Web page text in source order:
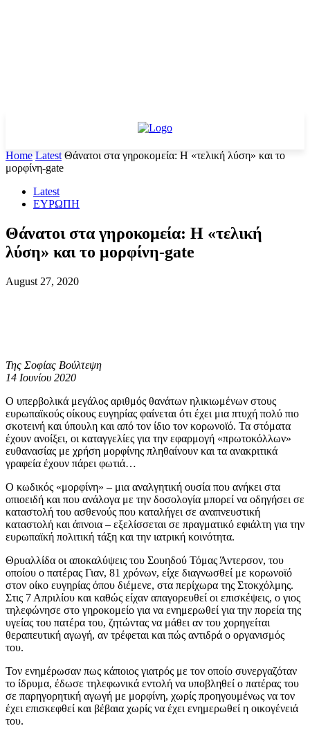
Home Latest Θάνατοι στα γηροκομεία: Η «τελική λύση» και το
μορφίνη-gate
Latest
ΕΥΡΩΠΗ
Θάνατοι στα γηροκομεία: Η «τελική
λύση» και το μορφίνη-gate
August 27, 2020
Της Σοφίας Βούλτεψη
14 Ιουνίου 2020
Ο υπερβολικά μεγάλος αριθμός θανάτων ηλικιωμένων στους
ευρωπαϊκούς οίκους ευγηρίας φαίνεται ότι έχει μια πτυχή πολύ πιο
σκοτεινή και ύπουλη και από τον ίδιο τον κορωνοϊό. Τα στόματα
έχουν ανοίξει, οι καταγγελίες για την εφαρμογή «πρωτοκόλλων»
ευθανασίας με χρήση μορφίνης πληθαίνουν και τα ανακριτικά
γραφεία έχουν πάρει φωτιά…
Ο κωδικός «μορφίνη» – μια αναλγητική ουσία που ανήκει στα
οπιοειδή και που ανάλογα με την δοσολογία μπορεί να οδηγήσει σε
καταστολή του ασθενούς που καταλήγει σε αναπνευστική
καταστολή και άπνοια – εξελίσσεται σε πραγματικό εφιάλτη για την
ευρωπαϊκή πολιτική τάξη και την ιατρική κοινότητα.
Θρυαλλίδα οι αποκαλύψεις του Σουηδού Τόμας Άντερσον, του
οποίου ο πατέρας Γιαν, 81 χρόνων, είχε διαγνωσθεί με κορωνοϊό
στον οίκο ευγηρίας όπου διέμενε, στα περίχωρα της Στοκχόλμης.
Στις 7 Απριλίου και καθώς είχαν απαγορευθεί οι επισκέψεις, ο γιος
τηλεφώνησε στο γηροκομείο για να ενημερωθεί για την πορεία της
υγείας του πατέρα του, ζητώντας να μάθει αν του χορηγείται
θεραπευτική αγωγή, αν τρέφεται και πώς αντιδρά ο οργανισμός
του.
Τον ενημέρωσαν πως κάποιος γιατρός με τον οποίο συνεργαζόταν
το ίδρυμα, έδωσε τηλεφωνικά εντολή να υποβληθεί ο πατέρας του
σε παρηγορητική αγωγή με μορφίνη, χωρίς προηγουμένως να τον
έχει επισκεφθεί και βέβαια χωρίς να έχει ενημερωθεί η οικογένειά
του.